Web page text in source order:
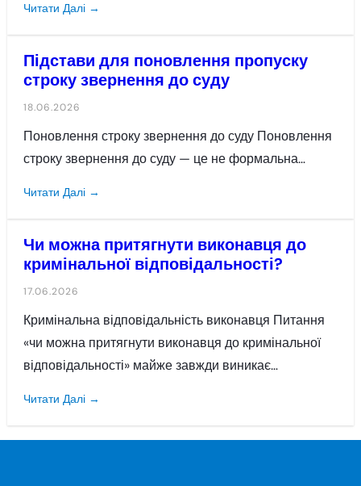
Читати Далі →
Підстави для поновлення пропуску
строку звернення до суду
18.06.2026
Поновлення строку звернення до суду Поновлення
строку звернення до суду — це не формальна…
Читати Далі →
Чи можна притягнути виконавця до
кримінальної відповідальності?
17.06.2026
Кримінальна відповідальність виконавця Питання
«чи можна притягнути виконавця до кримінальної
відповідальності» майже завжди виникає…
Читати Далі →